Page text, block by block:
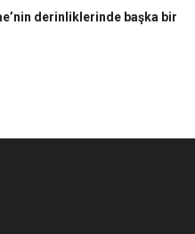
derinliklerinde başka bir